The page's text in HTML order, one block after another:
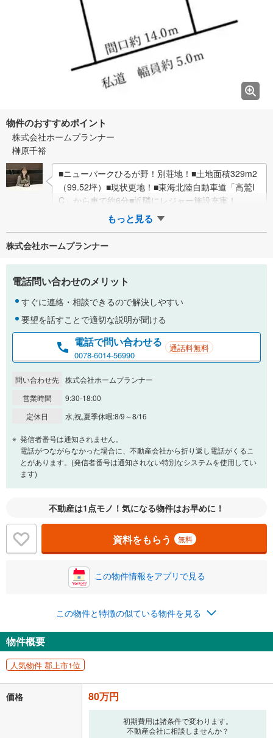
物件のおすすめポイント
株式会社ホームプランナー
榊原千裕
■ニューパークひるが野！別荘地！■土地面積329m2
（99.52坪）■現状更地！■東海北陸自動車道「高鷲I
C」から車で約6分■近隣にレジャー施設充実！
もっと見る
株式会社ホームプランナー
電話問い合わせのメリット
すぐに連絡・相談できるので解決しやすい
要望を話すことで適切な説明が聞ける
電話で問い合わせる
0078-6014-56990
通話料無料
問い合わせ先 株式会社ホームプランナー
営業時間
9:30-18:00
定休日
水,祝,夏季休暇:8/9～8/16
発信者番号は通知されません。
電話がつながらなかった場合に、不動産会社から折り返し電話がくるこ
とがあります。(発信者番号は通知されない特別なシステムを使用してい
ます)
不動産は1点モノ！気になる物件はお早めに！
資料をもらう 無料
この物件情報をアプリで見る
この物件と特徴の似ている物件を見る
物件概要
人気物件 郡上市1位
価格 80万円
初期費用は諸条件で変わります。
不動産会社に相談しませんか？